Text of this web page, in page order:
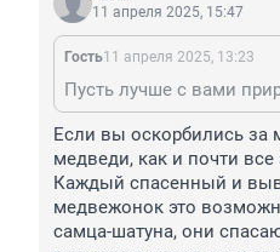
11 апреля 2025, 15:47
Гость11 апреля 2025, 13:23
Пусть лучше с вами
Если вы оскорбились за
медведи, как и почти
Каждый спасенный и
медвежонок это
самца-шатуна, они